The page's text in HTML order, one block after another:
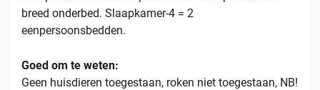
breed onderbed. Slaapkamer-4 = 2
eenpersoonsbedden.
Goed om te weten:
Geen huisdieren toegestaan, roken niet toegestaan, NB!